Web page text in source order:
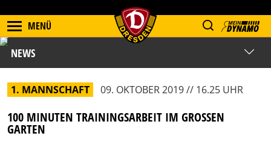
MENÜ
NEWS
1. MANNSCHAFT 09. OKTOBER 2019 // 16.25 UHR
100 MINUTEN TRAININGSARBEIT IM GROSSEN G
ARTEN